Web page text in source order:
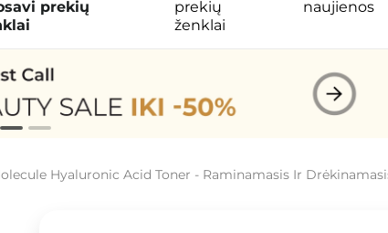
prekių
prekių
ženklai
naujienos
Hyaluronic Acid Toner - Raminamasis Ir Drėkinamasis Tonikas Su